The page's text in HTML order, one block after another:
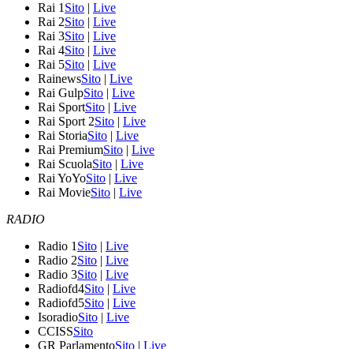
Rai 1 Sito | Live
Rai 2Sito | Live
Rai 3Sito | Live
Rai 4Sito | Live
Rai 5Sito | Live
RainewsSito | Live
Rai GulpSito | Live
Rai SportSito | Live
Rai Sport 2Sito | Live
Rai StoriaSito | Live
Rai PremiumSito | Live
Rai ScuolaSito | Live
Rai YoYoSito | Live
Rai MovieSito | Live
RADIO
Radio 1 Sito | Live
Radio 2Sito | Live
Radio 3Sito | Live
Radiofd4Sito | Live
Radiofd5Sito | Live
IsoradioSito | Live
CCISSSito
GR ParlamentoSito | Live